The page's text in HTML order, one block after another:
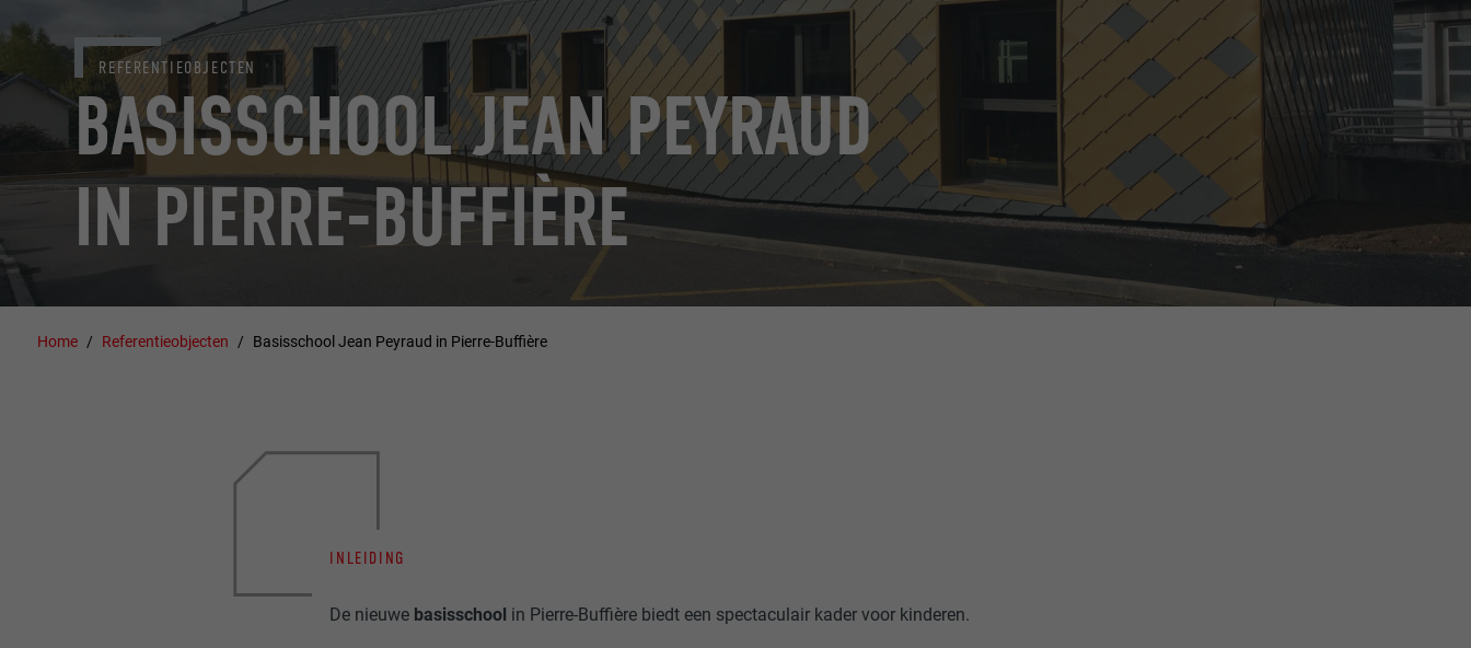
BASISSCHOOL JEAN PEYRAUD
IN PIERRE-BUFFIÈRE
REFERENTIEOBJECTEN
Home Referentieobjecten Basisschool Jean Peyraud in Pierre-Buffière
INLEIDING
De nieuwe basisschool in Pierre-Buffière biedt een spectaculair kader voor kinderen.